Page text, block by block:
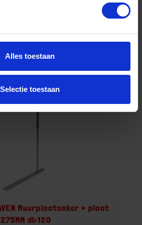
Alles toestaan
Selectie toestaan
+
Muurplaatanker + plaat
dl>120